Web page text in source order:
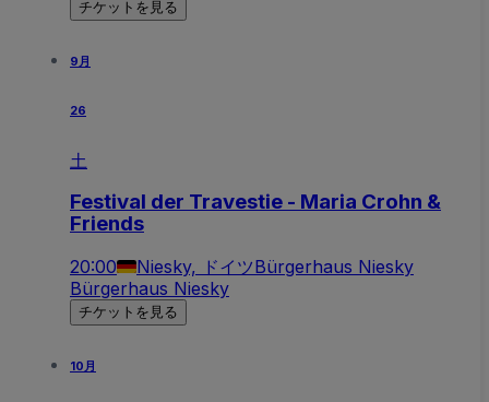
チケットを見る
9月
26
土
Festival der Travestie - Maria Crohn &
Friends
20:00 Niesky, ドイツBürgerhaus Niesky
Bürgerhaus Niesky
チケットを見る
10月